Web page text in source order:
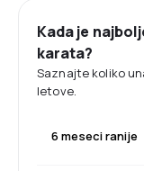
Kada je
karata?
Saznajte koliko
letove.
6 meseci ranije